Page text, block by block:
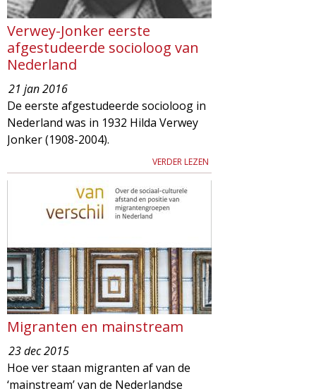
Verwey-Jonker eerste
afgestudeerde socioloog van
Nederland
21 jan 2016
De eerste afgestudeerde socioloog in
Nederland was in 1932 Hilda Verwey
Jonker (1908-2004).
VERDER LEZEN
Migranten en mainstream
23 dec 2015
Hoe ver staan migranten af van de
‘mainstream’ van de Nederlandse